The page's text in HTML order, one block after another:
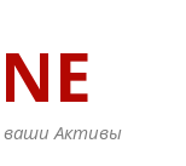
ваши Активы